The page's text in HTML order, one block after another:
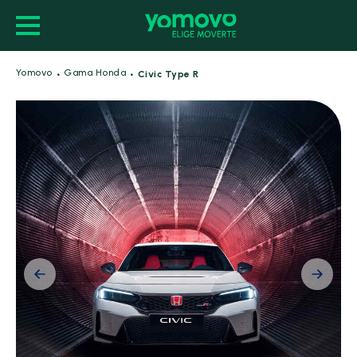
Yomovo · Gama Honda · Civic Type R